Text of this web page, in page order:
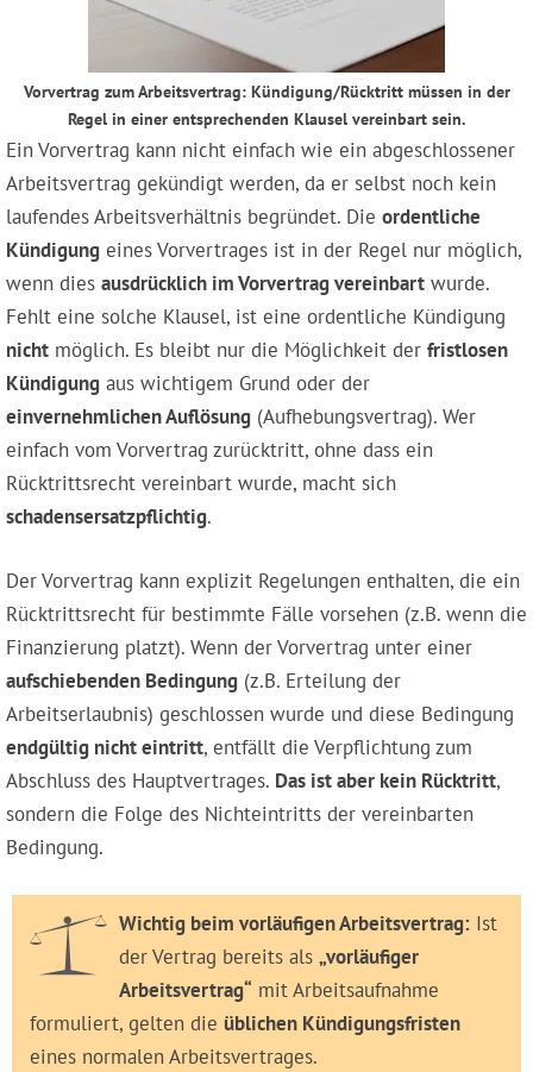
Vorvertrag zum Arbeitsvertrag: Kündigung/Rücktritt müssen in der
Regel in einer entsprechenden Klausel vereinbart sein.
Ein Vorvertrag kann nicht einfach wie ein abgeschlossener
Arbeitsvertrag gekündigt werden, da er selbst noch kein
laufendes Arbeitsverhältnis begründet. Die ordentliche
Kündigung eines Vorvertrages ist in der Regel nur möglich,
wenn dies ausdrücklich im Vorvertrag vereinbart wurde.
Fehlt eine solche Klausel, ist eine ordentliche Kündigung
nicht möglich. Es bleibt nur die Möglichkeit der fristlosen
Kündigung aus wichtigem Grund oder der
einvernehmlichen Auflösung (Aufhebungsvertrag). Wer
einfach vom Vorvertrag zurücktritt, ohne dass ein
Rücktrittsrecht vereinbart wurde, macht sich
schadensersatzpflichtig.
Der Vorvertrag kann explizit Regelungen enthalten, die ein
Rücktrittsrecht für bestimmte Fälle vorsehen (z.B. wenn die
Finanzierung platzt). Wenn der Vorvertrag unter einer
aufschiebenden Bedingung (z.B. Erteilung der
Arbeitserlaubnis) geschlossen wurde und diese Bedingung
endgültig nicht eintritt, entfällt die Verpflichtung zum
Abschluss des Hauptvertrages. Das ist aber kein Rücktritt,
sondern die Folge des Nichteintritts der vereinbarten
Bedingung.
Wichtig beim vorläufigen Arbeitsvertrag: Ist
der Vertrag bereits als „vorläufiger
Arbeitsvertrag“ mit Arbeitsaufnahme
formuliert, gelten die üblichen Kündigungsfristen
eines normalen Arbeitsvertrages.